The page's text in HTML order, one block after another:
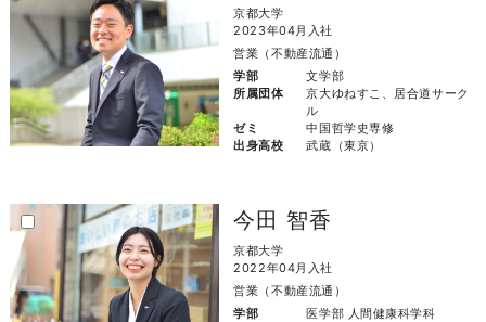
京都大学
2023年04月入社
営業（不動産流通）
学部
文学部
所属団体
京大ゆねすこ、居合道サーク
ル
ゼミ
中国哲学史専修
出身高校
武蔵（東京）
今田 智香
京都大学
2022年04月入社
営業（不動産流通）
学部
医学部 人間健康科学科